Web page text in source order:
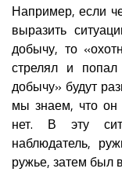
Например, если
выразить
добычу, то
стрелял и
добычу» будут
мы знаем, что он
нет. В эту
наблюдатель,
ружье, затем был